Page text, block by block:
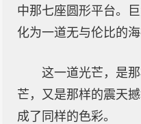
中那七座圆形平台。
化为一道无与伦比的
这一道光芒，是
芒，又是那样的震天
成了同样的色彩。